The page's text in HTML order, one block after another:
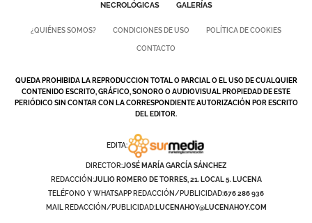
NECROLÓGICAS
GALERÍAS
¿QUIÉNES SOMOS? CONDICIONES DE USO POLÍTICA DE COOKIES
CONTACTO
QUEDA PROHIBIDA LA REPRODUCCION TOTAL O PARCIAL O EL USO DE CUALQUIER
CONTENIDO ESCRITO, GRÁFICO, SONORO O AUDIOVISUAL PROPIEDAD DE ESTE
PERIÓDICO SIN CONTAR CON LA CORRESPONDIENTE AUTORIZACIÓN POR ESCRITO
DEL EDITOR.
EDITA:
DIRECTOR:JOSÉ MARÍA GARCÍA SÁNCHEZ
REDACCIÓN:JULIO ROMERO DE TORRES, 21. LOCAL 5. LUCENA
TELÉFONO Y WHATSAPP REDACCIÓN/PUBLICIDAD:676 286 936
MAIL REDACCIÓN/PUBLICIDAD:LUCENAHOY@LUCENAHOY.COM